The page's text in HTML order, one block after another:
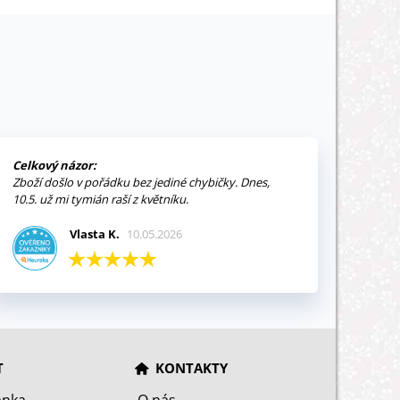
Celkový názor:
Zboží došlo v pořádku bez jediné chybičky. Dnes,
10.5. už mi tymián raší z květníku.
Vlasta K. 10.05.2026
KONTAKTY